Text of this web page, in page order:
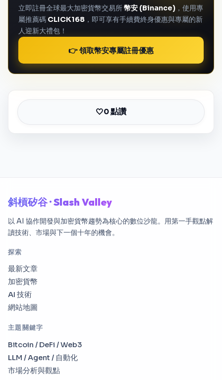
立即註冊全球最大加密貨幣交易所幣安 (Binance) ，使用專
屬推薦碼 CLICK168 ，即可享有手續費終身優惠與專屬的新
人迎新大禮包！
👉 領取幣安專屬註冊優惠
🤍0 點讚
斜槓矽谷 · Slash Valley
以 AI 協作開發與加密貨幣趨勢為核心的數位沙龍。用第一手觀點解
讀技術、市場與下一個十年的機會。
探索
最新文章
加密貨幣
AI 技術
網站地圖
主題關鍵字
Bitcoin / DeFi / Web3
LLM / Agent / 自動化
市場分析與觀點